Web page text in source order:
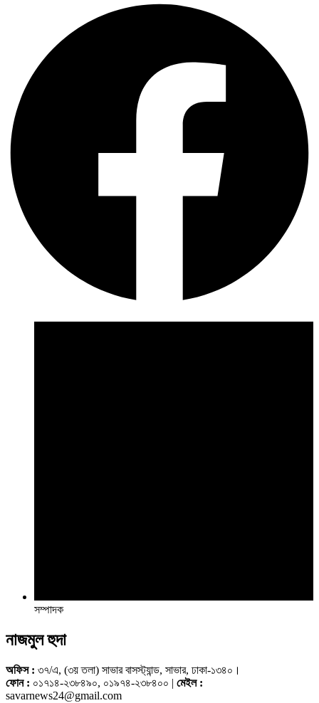
সম্পাদক
নাজমুল হুদা
অফিস : ৩৭/এ, (৩য় তলা) সাভার বাসস্ট্যান্ড, সাভার, ঢাকা-১৩৪০।
ফোন : ০১৭১৪-২৩৮৪৯০, ০১৯৭৪-২৩৮৪০০ | মেইল :
savarnews24@gmail.com